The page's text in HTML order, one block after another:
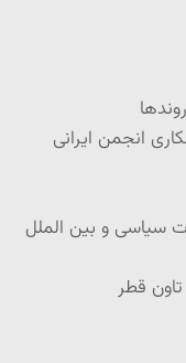
انجمن ایرانی
سیاسی و بین الملل
قطر